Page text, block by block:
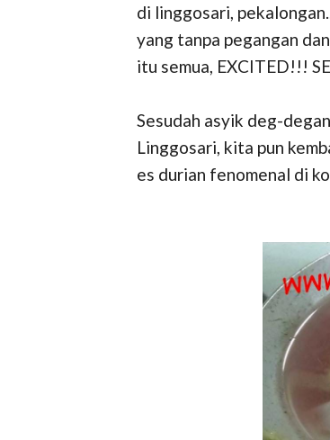
di linggosari,
yang tanpa pegangan
itu semua, EXCITED!!!
Sesudah asyik deg-
Linggosari, kita pun
es durian fenomenal di